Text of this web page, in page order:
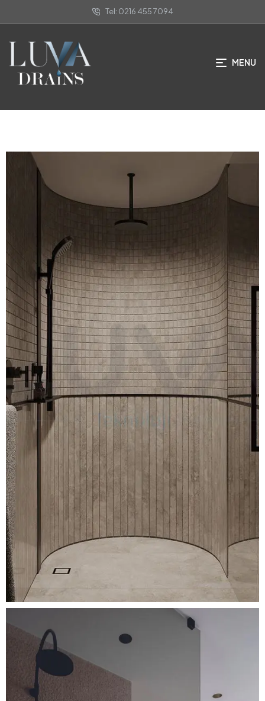
Tel: 0216 455 7094
MENU
Kare Süzgeç Uygulaması
ANA SAYFA UYGULAMALARIMIZ / KARE SÜZGEÇ UYGULAMASI